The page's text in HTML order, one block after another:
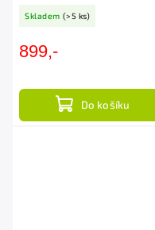
Skladem (>5 ks)
899,-
Do košíku